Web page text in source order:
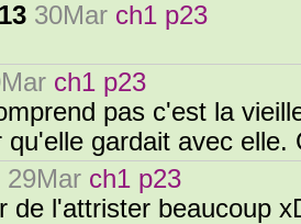
30Mar ch1 p23
ch1 p23
pas c'est la
qu'elle gardait avec
29Mar ch1 p23
de l'attrister beaucoup